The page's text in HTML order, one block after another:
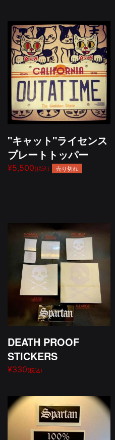
"キャット"ライセンス
プレートトッパー
¥5,500(税込) 売り切れ
DEATH PROOF
STICKERS
¥330(税込)